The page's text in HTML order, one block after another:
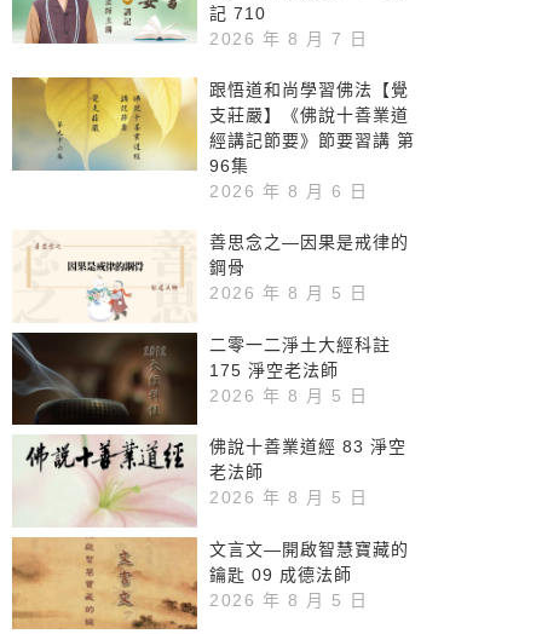
記 710
2026 年 8 月 7 日
跟悟道和尚學習佛法【覺
支莊嚴】《佛說十善業道
經講記節要》節要習講 第
96集
2026 年 8 月 6 日
善思念之—因果是戒律的
鋼骨
2026 年 8 月 5 日
二零一二淨土大經科註
175 淨空老法師
2026 年 8 月 5 日
佛說十善業道經 83 淨空
老法師
2026 年 8 月 5 日
文言文—開啟智慧寶藏的
鑰匙 09 成德法師
2026 年 8 月 5 日